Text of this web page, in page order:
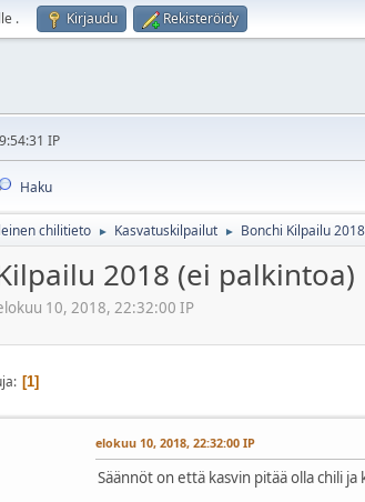
. Kirjaudu Rekisteröidy
IP
Haku
chilitieto ► Kasvatuskilpailut ► Bonchi Kilpailu
2018 (ei palkintoa)
10, 2018, 22:32:00 IP
1
elokuu 10, 2018, 22:32:00 IP
Säännöt on että kasvin pitää olla chili